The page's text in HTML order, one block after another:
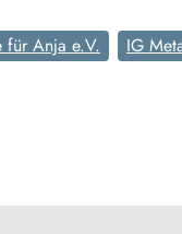
für Anja e.V. IG